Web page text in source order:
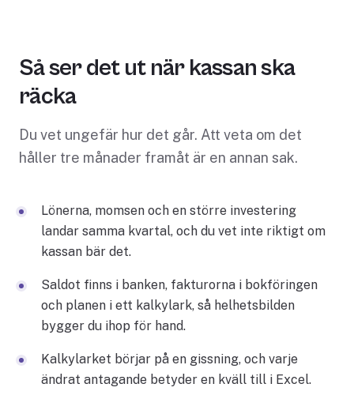
Så ser det ut när kassan ska
räcka
Du vet ungefär hur det går. Att veta om det
håller tre månader framåt är en annan sak.
Lönerna, momsen och en större investering
landar samma kvartal, och du vet inte riktigt om
kassan bär det.
Saldot finns i banken, fakturorna i bokföringen
och planen i ett kalkylark, så helhetsbilden
bygger du ihop för hand.
Kalkylarket börjar på en gissning, och varje
ändrat antagande betyder en kväll till i Excel.